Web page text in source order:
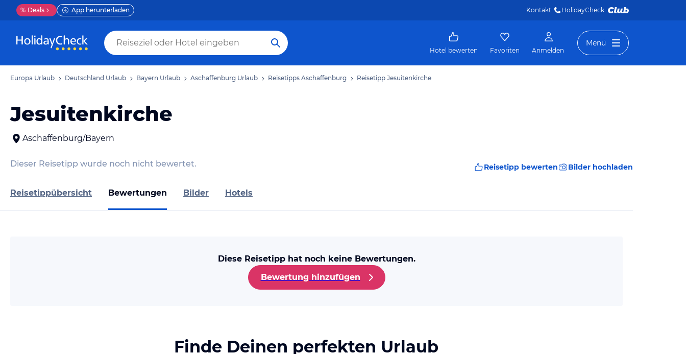
% Deals App herunterladen Kontakt HolidayCheck
Hotel bewerten Favoriten Anmelden
Menü
Europa Urlaub Deutschland Urlaub Bayern Urlaub Aschaffenburg Urlaub Reisetipps Aschaffenburg Reisetipp Jesuitenkirche
Jesuitenkirche
Aschaffenburg/Bayern
Dieser Reisetipp wurde noch nicht bewertet. Reisetipp bewerten Bilder hochladen
Reisetippübersicht Bewertungen Bilder Hotels
Diese Reisetipp hat noch keine Bewertungen.
Bewertung hinzufügen
Finde Deinen perfekten Urlaub